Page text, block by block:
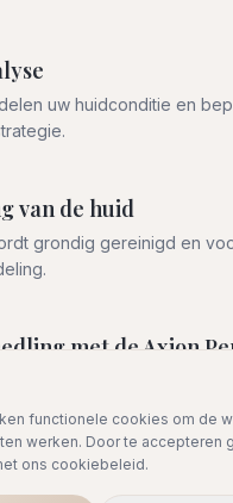
uw huidconditie en
van de huid
grondig gereinigd en
met de Axion
microperforaties
functionele cookies om de
werken. Door te accepteren
ons cookiebeleid.